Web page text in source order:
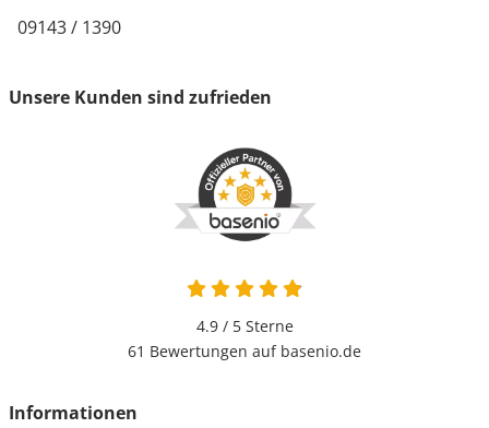
09143 / 1390
Unsere Kunden sind zufrieden
4.9 von 5
4.9 / 5Sterne
61 Bewertungen auf basenio.de
Informationen